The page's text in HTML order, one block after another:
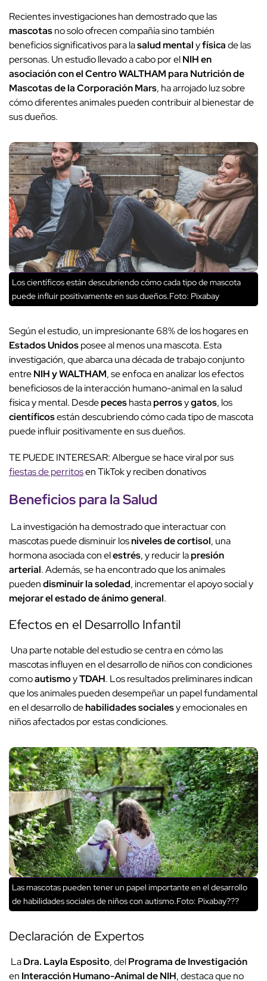
Recientes investigaciones han demostrado que las
mascotasno solo ofrecen compañía sino también
beneficios significativos para lasalud mentalyfísicade las
personas. Un estudio llevado a cabo por elNIH en
asociación con el Centro WALTHAM para Nutrición de
Mascotas de la Corporación Mars, ha arrojado luz sobre
cómo diferentes animales pueden contribuir al bienestar de
sus dueños.
Los científicos están descubriendo cómo cada tipo de mascota
puede influir positivamente en sus dueños.Foto: Pixabay
Según el estudio, un impresionante 68% de los hogares en
Estados Unidosposee al menos una mascota. Esta
investigación, que abarca una década de trabajo conjunto
entreNIH y WALTHAM, se enfoca en analizar los efectos
beneficiosos de la interacción humano-animal en la salud
física y mental. Desdepeceshastaperrosygatos, los
científicosestán descubriendo cómo cada tipo de mascota
puede influir positivamente en sus dueños.
TE PUEDE INTERESAR: Albergue se hace viral por sus
fiestas de perritosen TikTok y reciben donativos
Beneficios para la Salud
La investigación ha demostrado que interactuar con
mascotas puede disminuir losniveles de cortisol, una
hormona asociada con elestrés, y reducir lapresión
arterial. Además, se ha encontrado que los animales
puedendisminuir la soledad, incrementar el apoyo social y
mejorar el estado de ánimo general.
Efectos en el Desarrollo Infantil
Una parte notable del estudio se centra en cómo las
mascotas influyen en el desarrollo de niños con condiciones
comoautismoyTDAH. Los resultados preliminares indican
que los animales pueden desempeñar un papel fundamental
en el desarrollo dehabilidades socialesy emocionales en
niños afectados por estas condiciones.
Las mascotas pueden tener un papel importante en el desarrollo
de habilidades sociales de niños con autismo.Foto: Pixabay???
Declaración de Expertos
LaDra. Layla Esposito, delPrograma de Investigación
en Interacción Humano-Animal de NIH, destaca que no